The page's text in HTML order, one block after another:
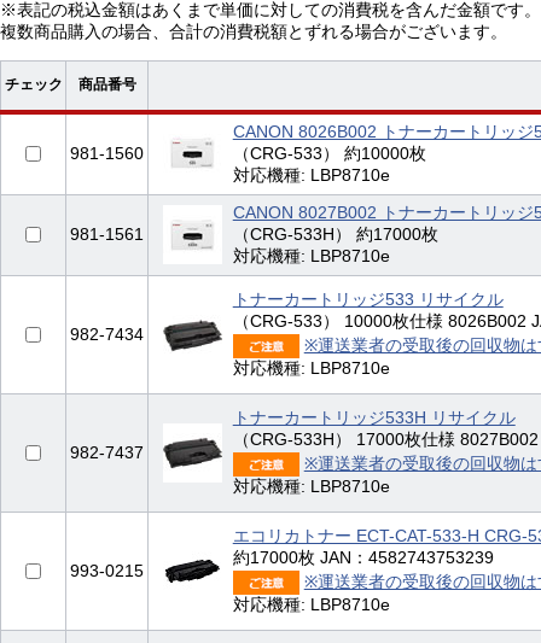
※表記の税込金額はあくまで単価に対しての消費税を含んだ金額です。
複数商品購入の場合、合計の消費税額とずれる場合がございます。
チェック 商品番号
981-1560
CANON 8026B002 トナーカートリッジ
（CRG-533） 約10000枚
対応機種: LBP8710e
981-1561
CANON 8027B002 トナーカートリッジ
（CRG-533H） 約17000枚
対応機種: LBP8710e
982-7434
トナーカートリッジ533 リサイクル
（CRG-533） 10000枚仕様 8026B002
※運送業者の受取後の回収物
対応機種: LBP8710e
982-7437
トナーカートリッジ533H リサイクル
（CRG-533H） 17000枚仕様
※運送業者の受取後の回収物
対応機種: LBP8710e
993-0215
エコリカトナー ECT-CAT-533-H CRG-
約17000枚 JAN：4582743753239
※運送業者の受取後の回収物
対応機種: LBP8710e